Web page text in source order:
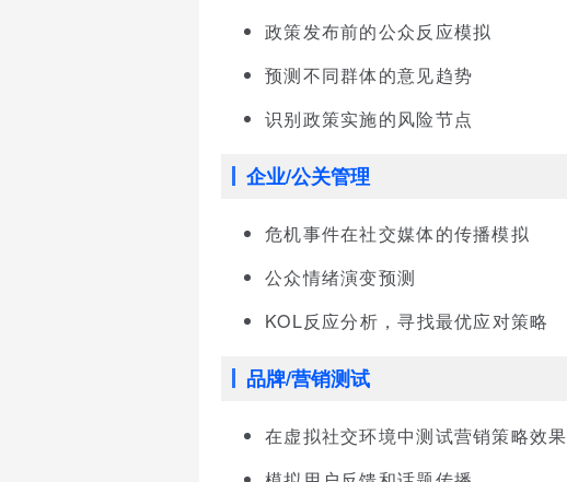
政策发布前的公众反应模拟
预测不同群体的意见趋势
识别政策实施的风险节点
企业/公关管理
危机事件在社交媒体的传播模拟
公众情绪演变预测
KOL反应分析，寻找最优应对策略
品牌/营销测试
在虚拟社交环境中测试营销策略效果